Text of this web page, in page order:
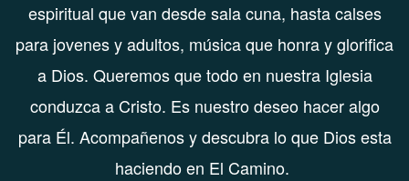
espiritual que van desde sala cuna, hasta calses
para jovenes y adultos, música que honra y glorifica
a Dios. Queremos que todo en nuestra Iglesia
conduzca a Cristo. Es nuestro deseo hacer algo
para Él. Acompañenos y descubra lo que Dios esta
haciendo en El Camino.